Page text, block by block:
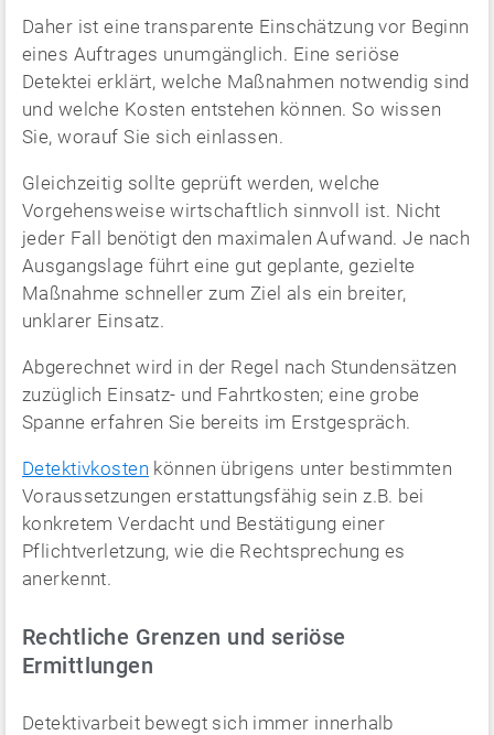
Daher ist eine transparente Einschätzung vor Beginn
eines Auftrages unumgänglich. Eine seriöse
Detektei erklärt, welche Maßnahmen notwendig sind
und welche Kosten entstehen können. So wissen
Sie, worauf Sie sich einlassen.
Gleichzeitig sollte geprüft werden, welche
Vorgehensweise wirtschaftlich sinnvoll ist. Nicht
jeder Fall benötigt den maximalen Aufwand. Je nach
Ausgangslage führt eine gut geplante, gezielte
Maßnahme schneller zum Ziel als ein breiter,
unklarer Einsatz.
Abgerechnet wird in der Regel nach Stundensätzen
zuzüglich Einsatz- und Fahrtkosten; eine grobe
Spanne erfahren Sie bereits im Erstgespräch.
Detektivkosten können übrigens unter bestimmten
Voraussetzungen erstattungsfähig sein z.B. bei
konkretem Verdacht und Bestätigung einer
Pflichtverletzung, wie die Rechtsprechung es
anerkennt.
Rechtliche Grenzen und seriöse
Ermittlungen
Detektivarbeit bewegt sich immer innerhalb